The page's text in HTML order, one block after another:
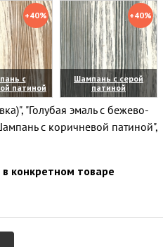
+40%
с
патиной
+40%
Шампань с серой
патиной
(увеличить)
"Голубая эмаль с бежево-
с коричневой патиной",
конкретном товаре